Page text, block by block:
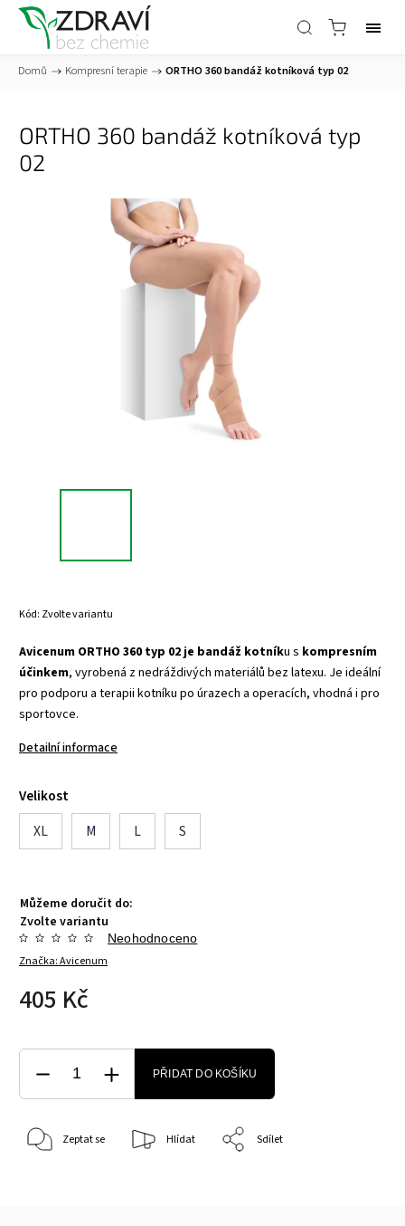
Domů / Kompresní terapie / ORTHO 360 bandáž kotníková typ 02
ORTHO 360 bandáž kotníková typ
02
Kód: Zvolte variantu
Avicenum ORTHO 360 typ 02 je bandáž kotníku s kompresním
účinkem, vyrobená z nedráždivých materiálů bez latexu. Je ideální
pro podporu a terapii kotníku po úrazech a operacích, vhodná i pro
sportovce.
Detailní informace
Velikost
XL
M L S
Můžeme doručit do:
Zvolte variantu
Značka:Avicenum
Neohodnoceno
405 Kč
PŘIDAT DO KOŠÍKU
Zeptat se Hlídat Sdílet